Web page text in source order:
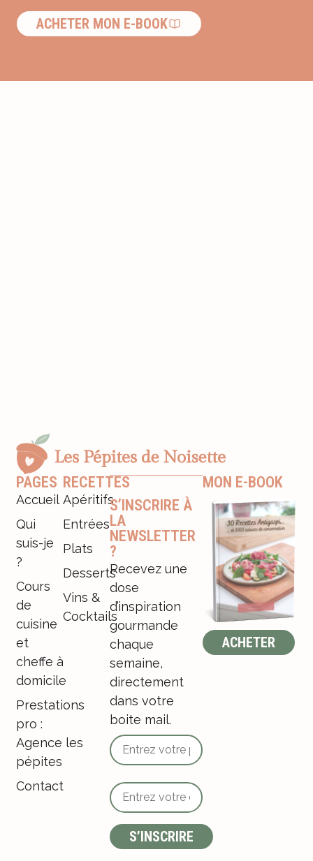
ACHETER MON E-BOOK
PAGES
Accueil
Qui
suis-je
?
Cours
de
cuisine
et
cheffe à
domicile
Prestations
pro :
Agence les
pépites
Contact
RECETTES
Apéritifs
Entrées
Plats
Desserts
Vins &
Cocktails
S’INSCRIRE À
LA
NEWSLETTER
?
Recevez une
dose
d’inspiration
gourmande
chaque
semaine,
directement
dans votre
boite mail.
MON E-BOOK
ACHETER